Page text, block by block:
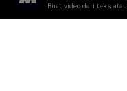
Buat video dari teks